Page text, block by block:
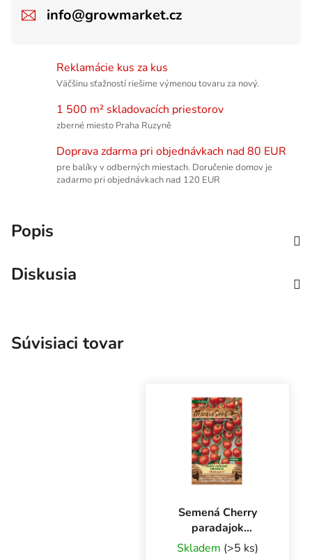
info@growmarket.cz
Reklamácie kus za kus
Väčšinu sťažností riešime výmenou tovaru za nový.
1 500 m² skladovacích priestorov
zberné miesto Praha Ruzyně
Doprava zdarma pri objednávkach nad 80 EUR
pre balíky v odberných miestach. Doručenie domov je
zadarmo pri objednávkach nad 120 EUR
Popis
Diskusia
Súvisiaci tovar
Semená Cherry
paradajok
CHARMANT F1,
Skladem (>5 ks)